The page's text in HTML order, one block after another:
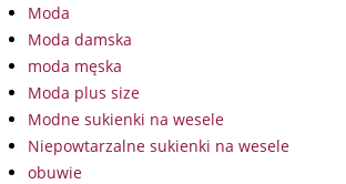
Moda
Moda damska
moda męska
Moda plus size
Modne sukienki na wesele
Niepowtarzalne sukienki na wesele
obuwie